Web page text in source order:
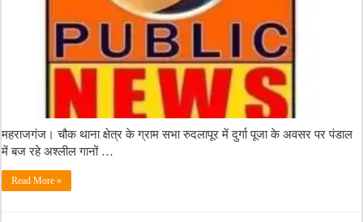
महराजगंज। चौक थाना क्षेत्र के ग्राम सभा रुदलापूर में दुर्गा पूजा के अवसर पर पंडाल
में बज रहे अश्लील गानों …
Read More »